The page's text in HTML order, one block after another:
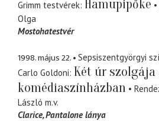
Grimm testvérek Hamupipőke
Olga
Mostohatestvér
1998. május 22.
Sepsiszentgyörgyi
Carlo Goldoni Két úr szolgája
komédiaszínházban
László m.v.
Clarice Pantalone lánya